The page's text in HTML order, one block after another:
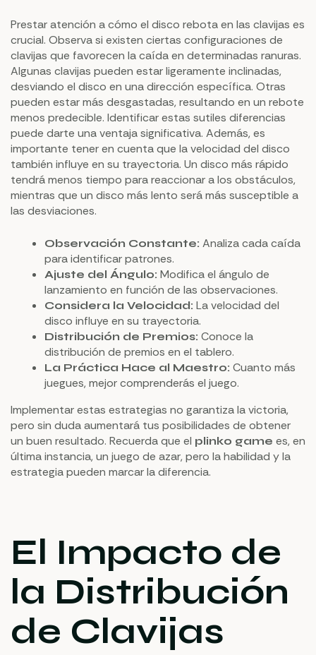
Prestar atención a cómo el disco rebota en las clavijas es
crucial. Observa si existen ciertas configuraciones de
clavijas que favorecen la caída en determinadas ranuras.
Algunas clavijas pueden estar ligeramente inclinadas,
desviando el disco en una dirección específica. Otras
pueden estar más desgastadas, resultando en un rebote
menos predecible. Identificar estas sutiles diferencias
puede darte una ventaja significativa. Además, es
importante tener en cuenta que la velocidad del disco
también influye en su trayectoria. Un disco más rápido
tendrá menos tiempo para reaccionar a los obstáculos,
mientras que un disco más lento será más susceptible a
las desviaciones.
Observación Constante: Analiza cada caída
para identificar patrones.
Ajuste del Ángulo: Modifica el ángulo de
lanzamiento en función de las observaciones.
Considera la Velocidad: La velocidad del
disco influye en su trayectoria.
Distribución de Premios: Conoce la
distribución de premios en el tablero.
La Práctica Hace al Maestro: Cuanto más
juegues, mejor comprenderás el juego.
Implementar estas estrategias no garantiza la victoria,
pero sin duda aumentará tus posibilidades de obtener
un buen resultado. Recuerda que el plinko game es, en
última instancia, un juego de azar, pero la habilidad y la
estrategia pueden marcar la diferencia.
El Impacto de
la Distribución
de Clavijas